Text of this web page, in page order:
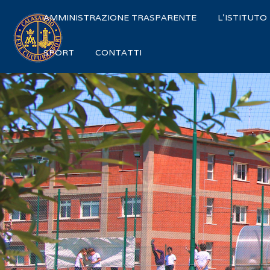
AMMINISTRAZIONE TRASPARENTE L'ISTITUTO
SPORT CONTATTI